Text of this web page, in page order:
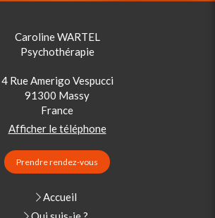
Caroline WARTEL
Psychothérapie
4 Rue Amerigo Vespucci
91300 Massy
France
Afficher le téléphone
Prendre rendez-vous
Accueil